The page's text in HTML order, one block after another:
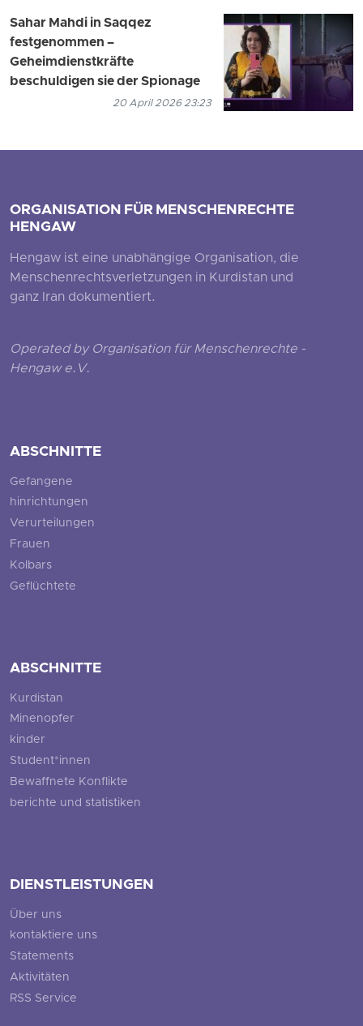
Sahar Mahdi in Saqqez
festgenommen –
Geheimdienstkräfte
beschuldigen sie der Spionage
20 April 2026 23:23
ORGANISATION FÜR MENSCHENRECHTE
HENGAW
Hengaw ist eine unabhängige Organisation, die
Menschenrechtsverletzungen in Kurdistan und
ganz Iran dokumentiert.
Operated by Organisation für Menschenrechte -
Hengaw e.V.
ABSCHNITTE
Gefangene
hinrichtungen
Verurteilungen
Frauen
Kolbars
Geflüchtete
ABSCHNITTE
Kurdistan
Minenopfer
kinder
Student*innen
Bewaffnete Konflikte
berichte und statistiken
DIENSTLEISTUNGEN
Über uns
kontaktiere uns
Statements
Aktivitäten
RSS Service